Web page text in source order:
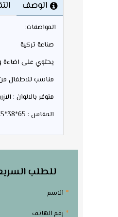
الوصف
المواصفات:
صناعة تركية
يحتوي على
مناسب للاطفال من
متوفر بالالوان :
المقاس : 65*38*48.5 سم
للطلب
الاسم
رقم الهاتف